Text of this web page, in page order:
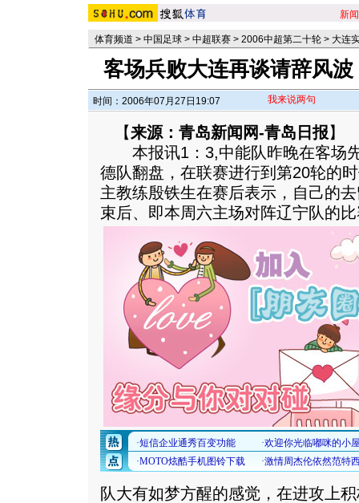
新闻
体育频道 > 中国足球 > 中超联赛 > 2006中超第二十轮 > 大连
客场兵败大连再谈请辞风
时间：2006年07月27日19:07 我来说两句
【来源：青岛新闻网-青岛日报】
本报讯1：3,中能队昨晚在客场
德队翻盘，在联赛进行到第20轮的
主教练殷铁生在赛后表示，自己的
束后、即本周六主场对阵辽宁队的
队大有如梦方醒的感觉，在进攻上